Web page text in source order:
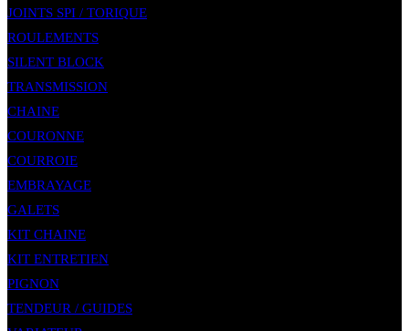
JOINTS SPI / TORIQUE
ROULEMENTS
SILENT BLOCK
TRANSMISSION
CHAINE
COURONNE
COURROIE
EMBRAYAGE
GALETS
KIT CHAINE
KIT ENTRETIEN
PIGNON
TENDEUR / GUIDES